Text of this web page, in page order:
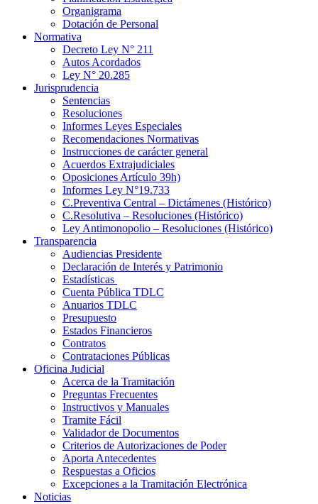
Organigrama
Dotación de Personal
Normativa
Decreto Ley N° 211
Autos Acordados
Ley N° 20.285
Jurisprudencia
Sentencias
Resoluciones
Informes Leyes Especiales
Recomendaciones Normativas
Instrucciones de carácter general
Acuerdos Extrajudiciales
Oposiciones Artículo 39h)
Informes Ley N°19.733
C.Preventiva Central – Dictámenes (Histórico)
C.Resolutiva – Resoluciones (Histórico)
Ley Antimonopolio – Resoluciones (Histórico)
Transparencia
Audiencias Presidente
Declaración de Interés y Patrimonio
Estadísticas
Cuenta Pública TDLC
Anuarios TDLC
Presupuesto
Estados Financieros
Contratos
Contrataciones Públicas
Oficina Judicial
Acerca de la Tramitación
Preguntas Frecuentes
Instructivos y Manuales
Tramite Fácil
Validador de Documentos
Criterios de Autorizaciones de Poder
Aporta Antecedentes
Respuestas a Oficios
Excepciones a la Tramitación Electrónica
Noticias